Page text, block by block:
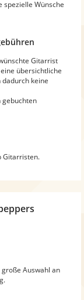
spezielle Wünsche
Gitarrist
übersichtliche
keine
gebuchten
Gitarristen.
Auswahl an